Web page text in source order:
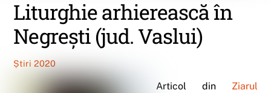
Liturghie arhierească în
Negrești (jud. Vaslui)
Știri 2020
Articol din Ziarul